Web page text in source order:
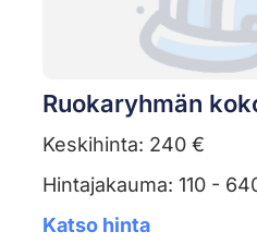
Ruokaryhmän
Keskihinta: 240 €
Hintajakauma: 110 -
Katso hinta